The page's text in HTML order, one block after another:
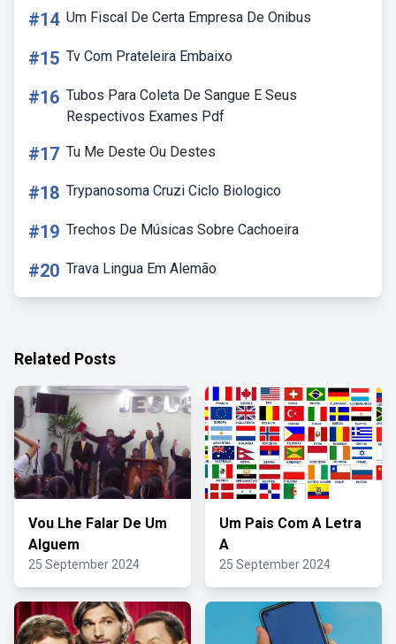
#14 Um Fiscal De Certa Empresa De Onibus
#15 Tv Com Prateleira Embaixo
#16 Tubos Para Coleta De Sangue E Seus
Respectivos Exames Pdf
#17 Tu Me Deste Ou Destes
#18 Trypanosoma Cruzi Ciclo Biologico
#19 Trechos De Músicas Sobre Cachoeira
#20 Trava Lingua Em Alemão
Related Posts
Vou Lhe Falar De Um
Alguem
25 September 2024
Um Pais Com A Letra
A
25 September 2024